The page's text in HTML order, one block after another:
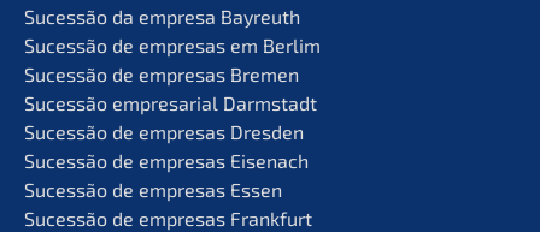
Suces­são da empre­sa Bayreuth
Suces­são de empre­sas em Berlim
Suces­são de empre­sas Bremen
Suces­são empre­sa­ri­al Darmstadt
Suces­são de empre­sas Dresden
Suces­são de empre­sas Eisenach
Suces­são de empre­sas Essen
Suces­são de empre­sas Frankfurt